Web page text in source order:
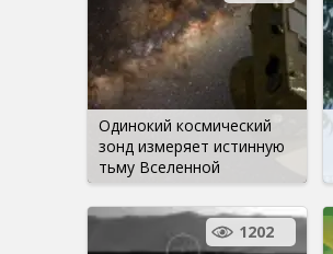
Одинокий космический
зонд измеряет истинную
тьму Вселенной
1202